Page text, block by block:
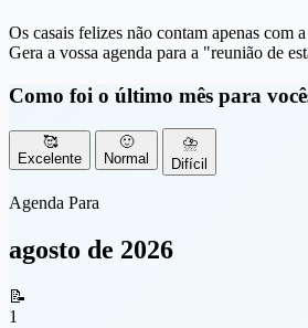
Os casais felizes não contam apenas com
Gera a vossa agenda para a "reunião de
Como foi o último mês para
🥰
Excelente
🙂
Normal
⛈️
Difícil
Agenda Para
agosto de 2026
📝
1